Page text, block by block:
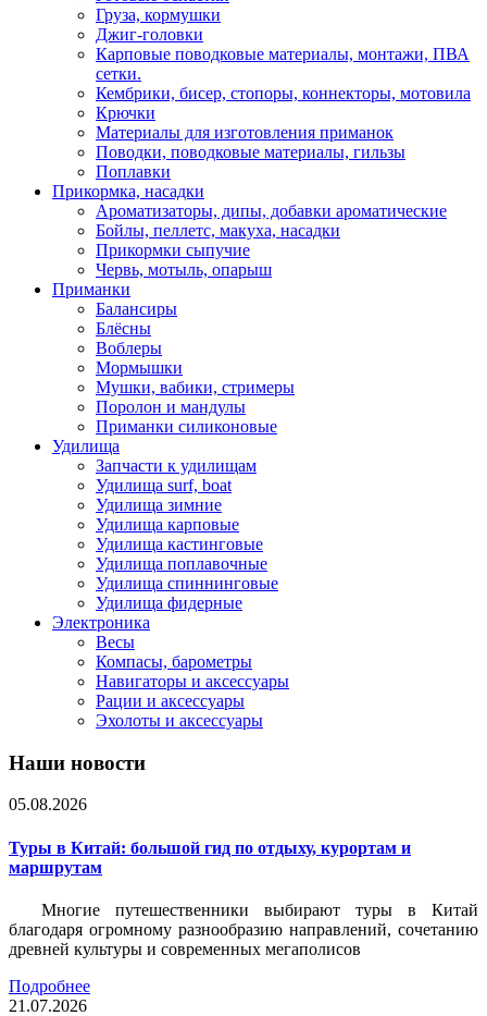
Груза, кормушки
Джиг-головки
Карповые поводковые материалы, монтажи, ПВА
сетки.
Кембрики, бисер, стопоры, коннекторы, мотовила
Крючки
Материалы для изготовления приманок
Поводки, поводковые материалы, гильзы
Поплавки
Прикормка, насадки
Ароматизаторы, дипы, добавки ароматические
Бойлы, пеллетс, макуха, насадки
Прикормки сыпучие
Червь, мотыль, опарыш
Приманки
Балансиры
Блёсны
Воблеры
Мормышки
Мушки, вабики, стримеры
Поролон и мандулы
Приманки силиконовые
Удилища
Запчасти к удилищам
Удилища surf, boat
Удилища зимние
Удилища карповые
Удилища кастинговые
Удилища поплавочные
Удилища спиннинговые
Удилища фидерные
Электроника
Весы
Компасы, барометры
Навигаторы и аксессуары
Рации и аксессуары
Эхолоты и аксессуары
Наши новости
05.08.2026
Туры в Китай: большой гид по отдыху, курортам и
маршрутам
Многие путешественники выбирают туры в Китай
благодаря огромному разнообразию направлений, сочетанию
древней культуры и современных мегаполисов
Подробнее
21.07.2026